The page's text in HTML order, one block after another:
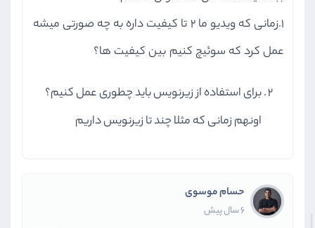
1.زمانی که ویدیو ما 2 تا کیفیت داره به چه صورتی میشه
عمل کرد که سوئیچ کنیم بین کیفیت ها؟
برای استفاده از زیرنویس باید چطوری عمل کنیم؟
اونهم زمانی که مثلا چند تا زیرنویس داریم
حسام موسوی
6 سال پیش